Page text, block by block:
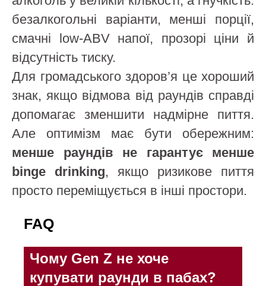
безалкогольні варіанти, менші порції,
смачні low-ABV напої, прозорі ціни й
відсутність тиску.
Для громадського здоров’я це хороший
знак, якщо відмова від раундів справді
допомагає зменшити надмірне пиття.
Але оптимізм має бути обережним:
менше раундів не гарантує менше
binge drinking, якщо ризикове пиття
просто переміщується в інші простори.
FAQ
Чому Gen Z не хоче
купувати раунди в пабах?